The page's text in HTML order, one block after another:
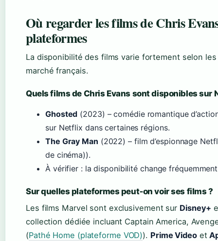
Où regarder les films de Chris
plateformes
La disponibilité des films varie fortement selon
marché français.
Quels films de Chris Evans sont disponibles sur
Ghosted (2023) – comédie romantique
sur Netflix dans certaines régions.
The Gray Man (2022) – film d’espionnage
de cinéma)).
À vérifier : la disponibilité change
Sur quelles plateformes peut‑on voir ses films ?
Les films Marvel sont exclusivement sur Disney+
collection dédiée incluant Captain America,
(Pathé Home (plateforme VOD)). Prime Videoet